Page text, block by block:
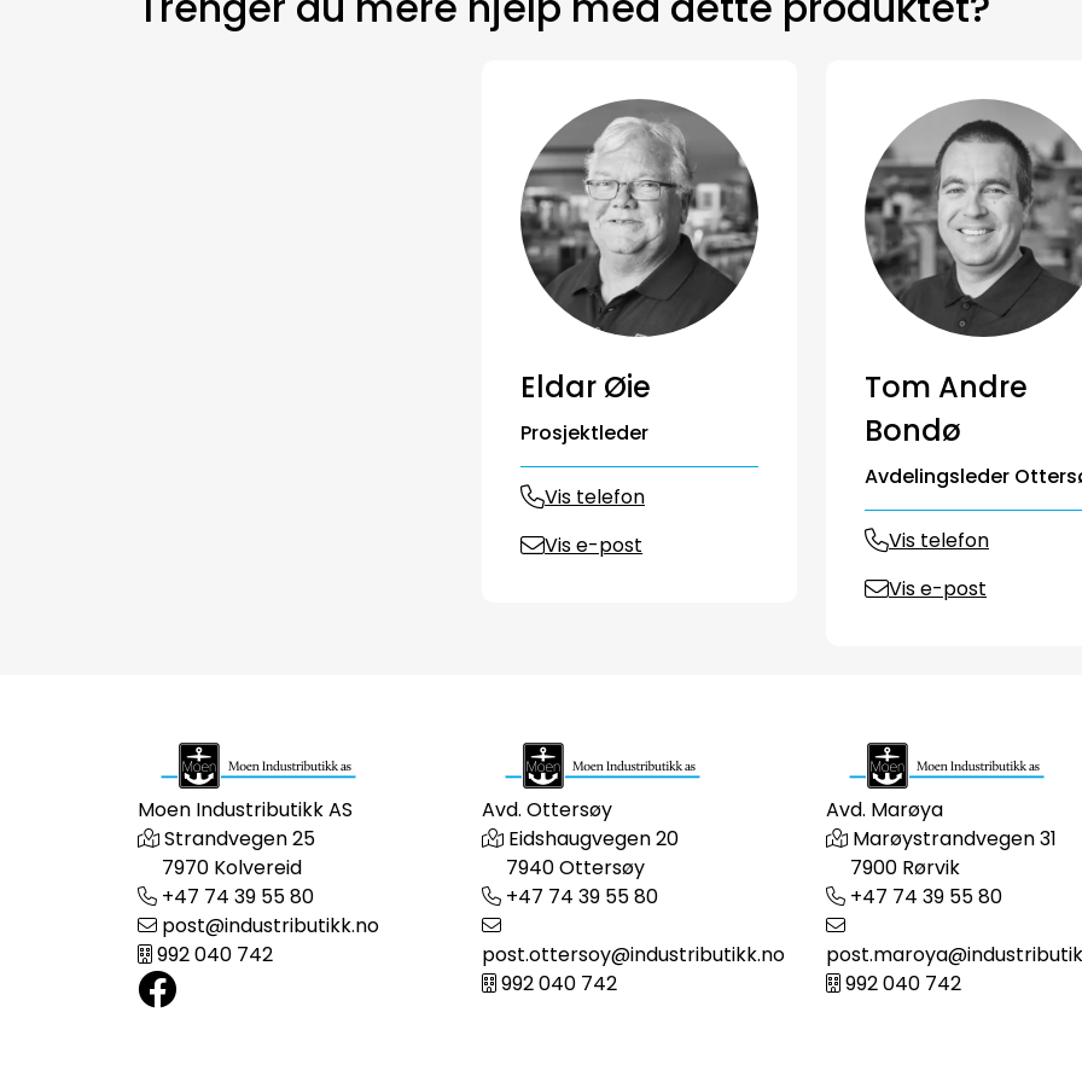
Eldar Øie
Prosjektleder
Vis telefon
Vis e-post
Tom Andre
Bondø
Avdelingsleder
Vis telefon
Vis e-post
Moen Industributikk AS
Strandvegen 25
7970 Kolvereid
+47 74 39 55 80
post@industributikk.no
992 040 742
Avd. Ottersøy
Eidshaugvegen 20
7940 Ottersøy
+47 74 39 55 80
post.ottersoy@industributikk.no
992 040 742
Avd. Marøya
Marøystrandvegen 31
7900 Rørvik
+47 74 39 55 80
992 040 742